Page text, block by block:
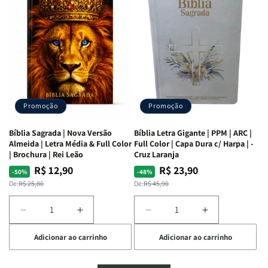
Mulheres
da
Bíblia
Isabelle
S.
Alves
Mulheres
da
Bíblia
|
Isabelle
S.
Alves
Livro
por
Livro
um
panorama
completo
dos
66
da
Bíblia
Equipe
teológica
Penkal
Livro
-
um
panorama
completo
dos
da
Bíblia
Penkal
Promoção
Bíblia Sagrada | Nova Versão
Almeida | Letra Média & Full Color
| Brochura | Rei Leão
-50%
Preço
normal
De:R$ 25,80
Preço
promocional
R$ 12,90
Diminuir
a
quantidade
de
Aumentar
a
quantidade
de
Bíblia
Adicionar ao carrinho
Promoção
Bíblia Letra Gigante | PPM | ARC |
Full Color | Capa Dura c/ Harpa | -
Cruz Laranja
-48%
Preço
normal
De:R$ 45,90
Preço
promocional
R$ 23,90
Diminuir
a
quantidade
de
Bíblia
Aumentar
a
quantidade
de
Adicionar ao carrinho